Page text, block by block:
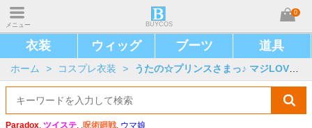
メニュー BUYCOS
0
衣装 ウィッグ ブーツ 道具
ホーム > コスプレ衣装 > うたの☆プリンスさまっ♪ マジLOVEレジェンドスター
Paradox, ツイステ, ,呪術廻戦, ウマ娘